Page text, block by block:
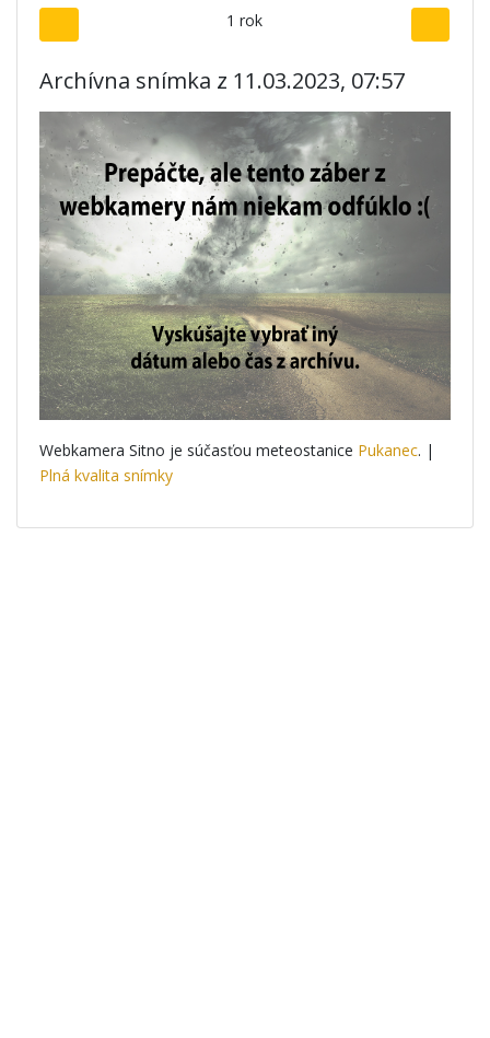
1 rok
Archívna snímka z 11.03.2023, 07:57
Webkamera Sitno je súčasťou meteostanice Pukanec. |
Plná kvalita snímky